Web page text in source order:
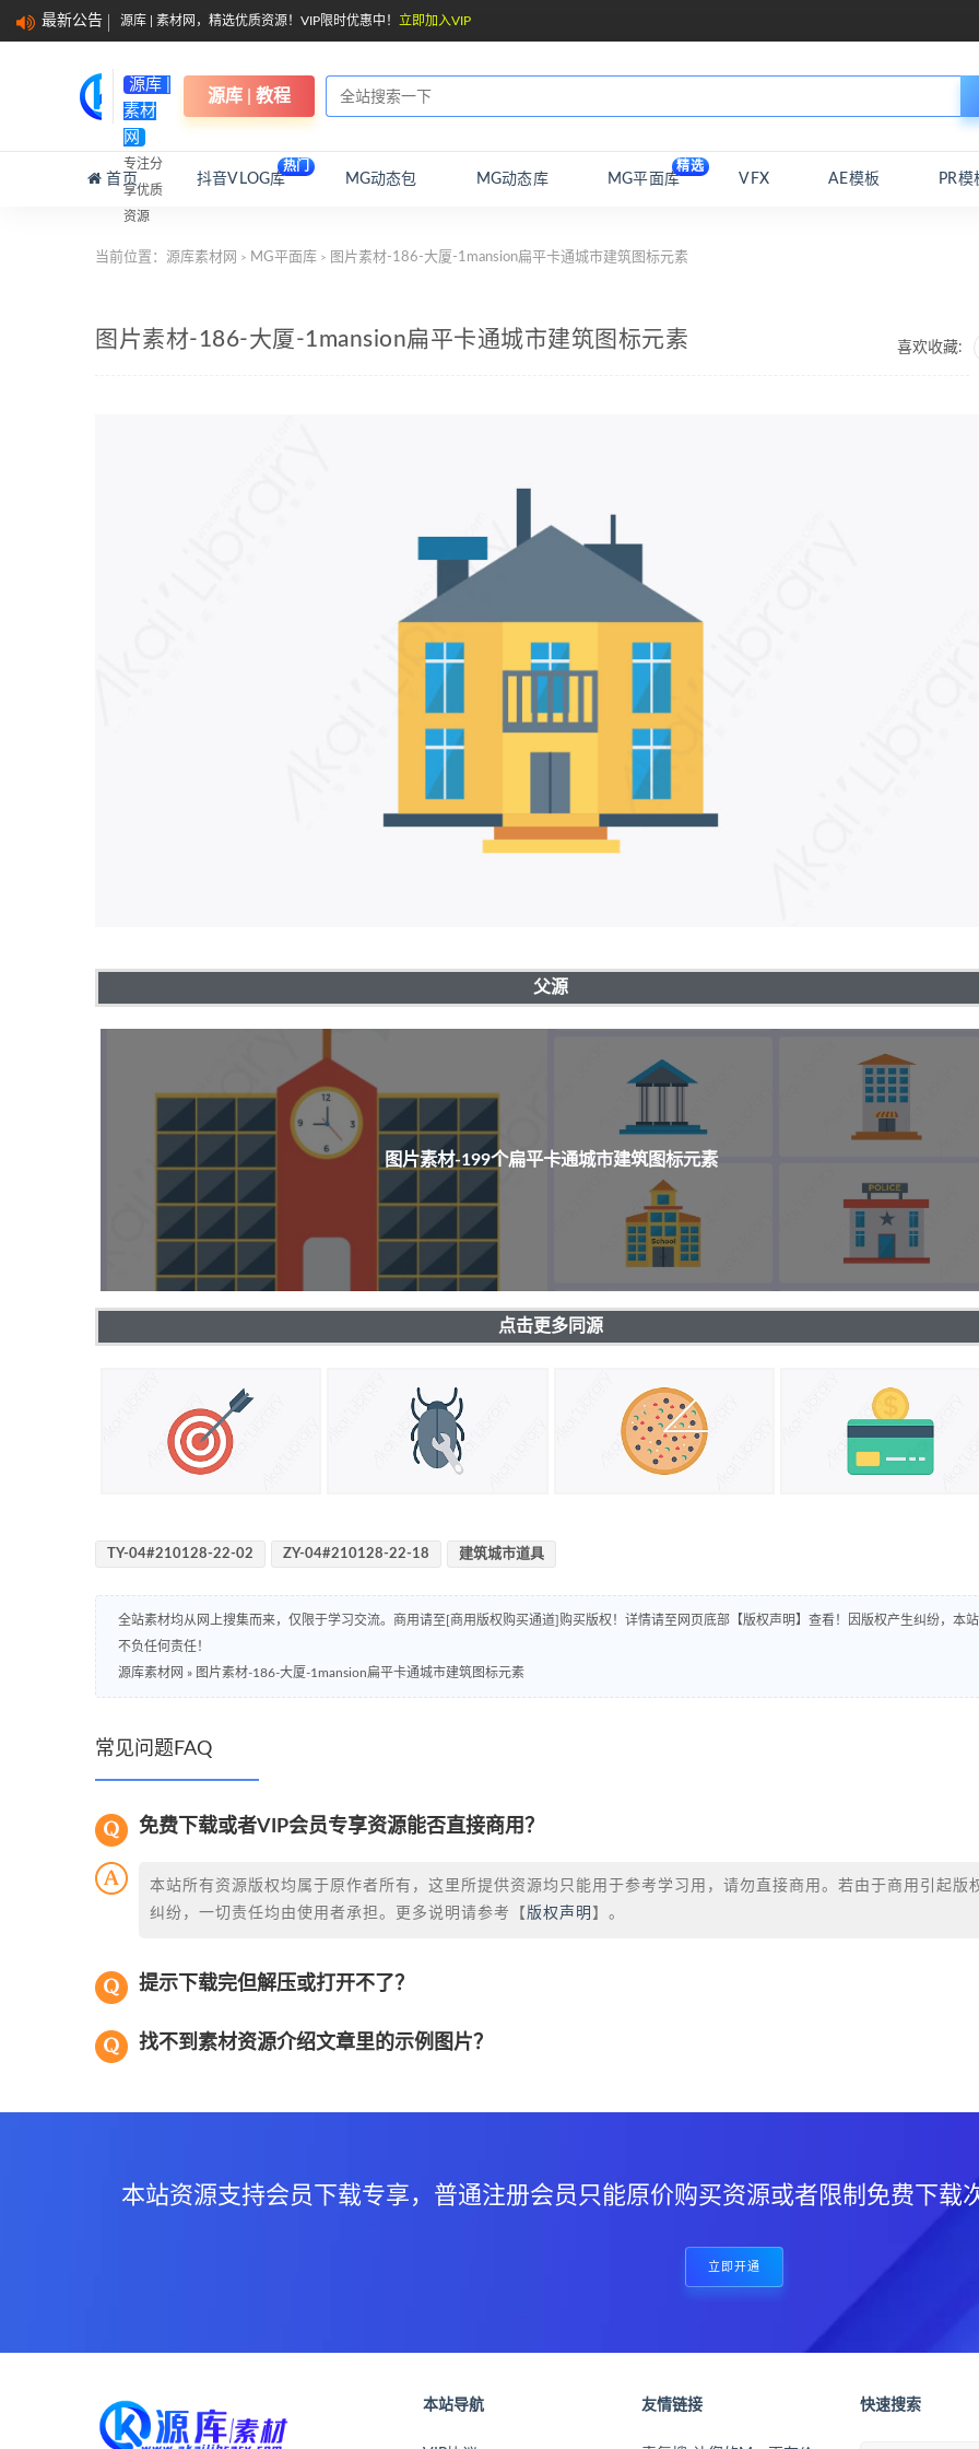
最新公告 源库 | 素材网，精选优质资源！VIP限时优惠中！ 立即加入VIP
源库 |
素材
网
专注分
享优质
资源
源库 | 教程
首页 抖音VLOG库
热门
MG动态包 MG动态库 MG平面库
精选
VFX AE模板 PR模
当前位置： 源库素材网 > MG平面库 > 图片素材-186-大厦-1mansion扁平卡通城市建筑图标元素
喜欢收藏:
图片素材-186-大厦-1mansion扁平卡通城市建筑图标元素
父源
图片素材-199个扁平卡通城市建筑图标元素
点击更多同源
TY-04#210128-22-02 ZY-04#210128-22-18 建筑城市道具
全站素材均从网上搜集而来，仅限于学习交流。商用请至[商用版权购买通道]购买版权！详情请至网页底部【版权声明】查看！因版权产生纠纷，本站
不负任何责任！
源库素材网 » 图片素材-186-大厦-1mansion扁平卡通城市建筑图标元素
常见问题FAQ
免费下载或者VIP会员专享资源能否直接商用？
本站所有资源版权均属于原作者所有，这里所提供资源均只能用于参考学习用，请勿直接商用。若由于商用引起版
纠纷，一切责任均由使用者承担。更多说明请参考【 版权声明 】。
提示下载完但解压或打开不了？
找不到素材资源介绍文章里的示例图片？
本站资源支持会员下载专享，普通注册会员只能原价购买资源或者限制免费下载
立即开通
本站导航 友情链接 快速搜索